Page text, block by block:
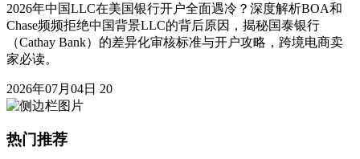
2026年中国LLC在美国银行开户全面遇冷？深度解析BOA和
Chase频频拒绝中国背景LLC的背后原因，揭秘国泰银行
（Cathay Bank）的差异化审核标准与开户攻略，跨境电商卖
家必读。
2026年07月04日 20
热门推荐